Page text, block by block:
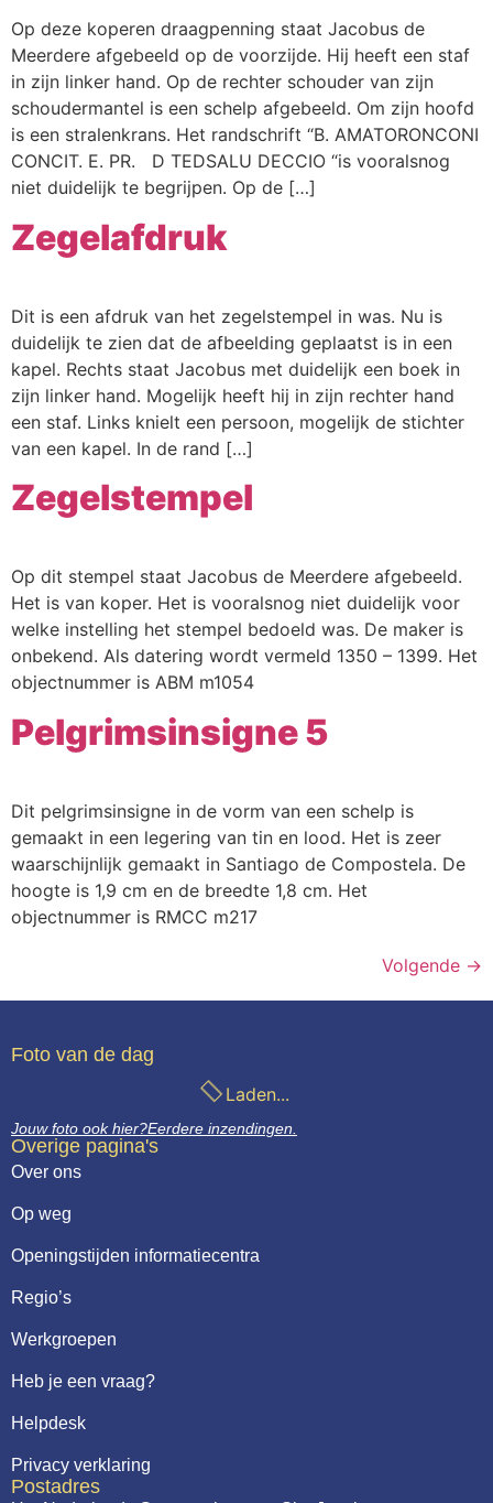
Op deze koperen draagpenning staat Jacobus de
Meerdere afgebeeld op de voorzijde. Hij heeft een staf
in zijn linker hand. Op de rechter schouder van zijn
schoudermantel is een schelp afgebeeld. Om zijn hoofd
is een stralenkrans. Het randschrift “B. AMATORONCONI
CONCIT. E. PR. D TEDSALU DECCIO “is vooralsnog
niet duidelijk te begrijpen. Op de […]
Zegelafdruk
Dit is een afdruk van het zegelstempel in was. Nu is
duidelijk te zien dat de afbeelding geplaatst is in een
kapel. Rechts staat Jacobus met duidelijk een boek in
zijn linker hand. Mogelijk heeft hij in zijn rechter hand
een staf. Links knielt een persoon, mogelijk de stichter
van een kapel. In de rand […]
Zegelstempel
Op dit stempel staat Jacobus de Meerdere afgebeeld.
Het is van koper. Het is vooralsnog niet duidelijk voor
welke instelling het stempel bedoeld was. De maker is
onbekend. Als datering wordt vermeld 1350 – 1399. Het
objectnummer is ABM m1054
Pelgrimsinsigne 5
Dit pelgrimsinsigne in de vorm van een schelp is
gemaakt in een legering van tin en lood. Het is zeer
waarschijnlijk gemaakt in Santiago de Compostela. De
hoogte is 1,9 cm en de breedte 1,8 cm. Het
objectnummer is RMCC m217
Volgende →
Foto van de dag
Laden...
Jouw foto ook hier?Eerdere inzendingen.
Overige pagina's
Over ons
Op weg
Openingstijden informatiecentra
Regio’s
Werkgroepen
Heb je een vraag?
Helpdesk
Privacy verklaring
Postadres